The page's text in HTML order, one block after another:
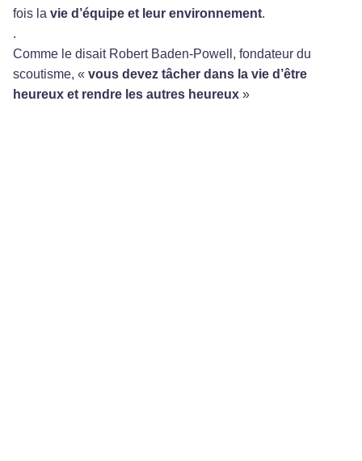
A travers la réalisation de projets et d’activités ludiques en
fois lavie d’équipe et leur environnement.
.
Comme le disait Robert Baden-Powell, fondateur du